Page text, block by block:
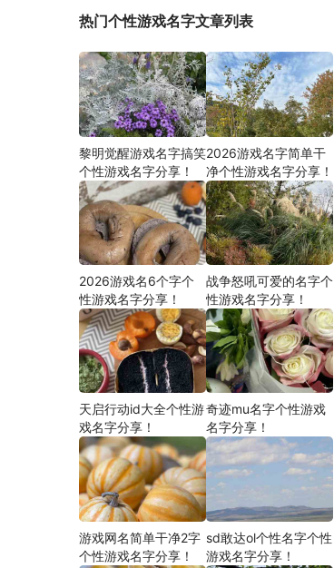
热门个性游戏名字文章列表
黎明觉醒游戏名字搞笑
个性游戏名字分享！
2026游戏名字简单干
净个性游戏名字分享！
2026游戏名6个字个
性游戏名字分享！
战争怒吼可爱的名字个
性游戏名字分享！
天启行动id大全个性游
戏名字分享！
奇迹mu名字个性游戏
名字分享！
游戏网名简单干净2字
个性游戏名字分享！
sd敢达ol个性名字个性
游戏名字分享！